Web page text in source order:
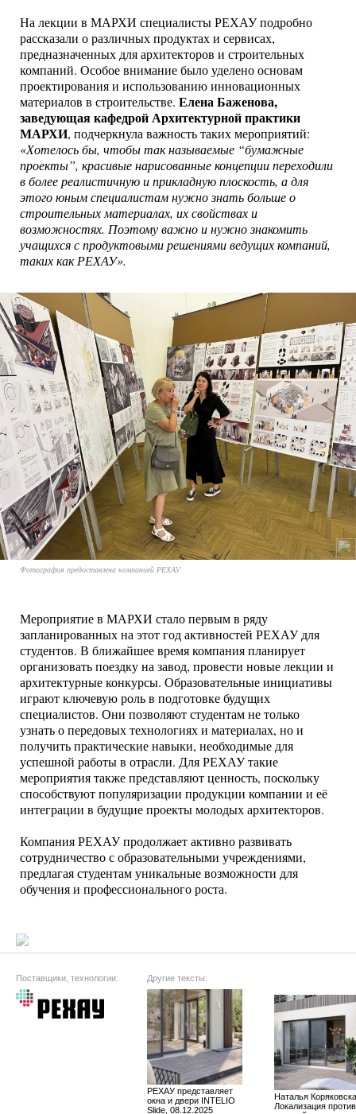
На лекции в МАРХИ специалисты РЕХАУ подробно
рассказали о различных продуктах и сервисах,
предназначенных для архитекторов и строительных
компаний. Особое внимание было уделено основам
проектирования и использованию инновационных
материалов в строительстве. Елена Баженова,
заведующая кафедрой Архитектурной практики
МАРХИ, подчеркнула важность таких мероприятий:
«Хотелось бы, чтобы так называемые “бумажные
проекты”, красивые нарисованные концепции переходили
в более реалистичную и прикладную плоскость, а для
этого юным специалистам нужно знать больше о
строительных материалах, их свойствах и
возможностях. Поэтому важно и нужно знакомить
учащихся с продуктовыми решениями ведущих компаний,
таких как РЕХАУ».
Фотография предоставлена компанией РЕХАУ
Мероприятие в МАРХИ стало первым в ряду
запланированных на этот год активностей РЕХАУ для
студентов. В ближайшее время компания планирует
организовать поездку на завод, провести новые лекции и
архитектурные конкурсы. Образовательные инициативы
играют ключевую роль в подготовке будущих
специалистов. Они позволяют студентам не только
узнать о передовых технологиях и материалах, но и
получить практические навыки, необходимые для
успешной работы в отрасли. Для РЕХАУ такие
мероприятия также представляют ценность, поскольку
способствуют популяризации продукции компании и её
интеграции в будущие проекты молодых архитекторов.
Компания РЕХАУ продолжает активно развивать
сотрудничество с образовательными учреждениями,
предлагая студентам уникальные возможности для
обучения и профессионального роста.
Поставщики, технологии: Другие тексты:
РЕХАУ представляет
окна и двери INTELIO
Slide, 08.12.2025
Наталья
Локализация против